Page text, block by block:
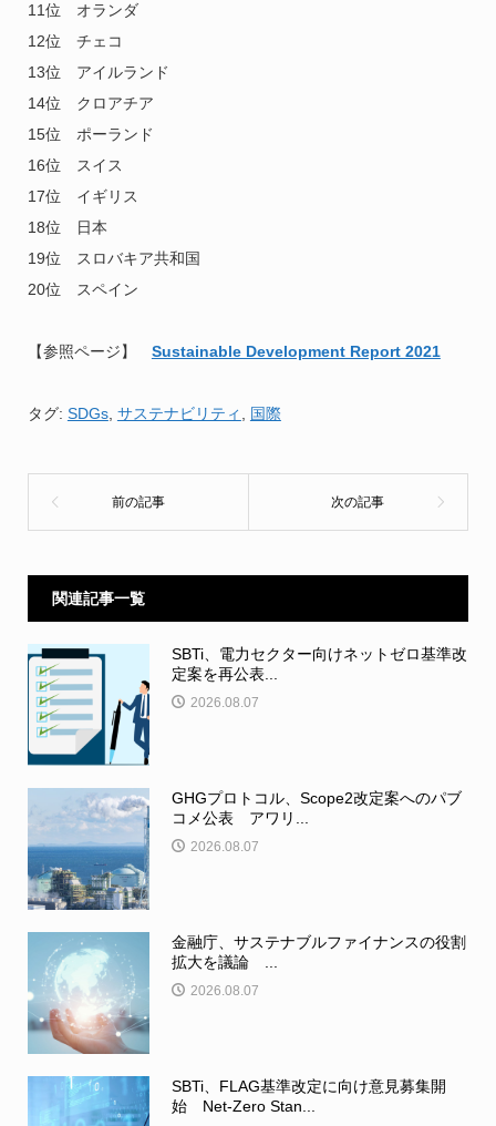
11位 オランダ
12位 チェコ
13位 アイルランド
14位 クロアチア
15位 ポーランド
16位 スイス
17位 イギリス
18位 日本
19位 スロバキア共和国
20位 スペイン
【参照ページ】 Sustainable Development Report 2021
タグ: SDGs, サステナビリティ 国際
関連記事一覧
SBTi、電力セクター向けネットゼロ基準改
定案を再公表...
2026.08.07
GHGプロトコル、Scope2改定案へのパブ
コメ公表 アワリ...
2026.08.07
金融庁、サステナブルファイナンスの役割
拡大を議論 ...
2026.08.07
SBTi、FLAG基準改定に向け意見募集開
始 Net-Zero Stan...